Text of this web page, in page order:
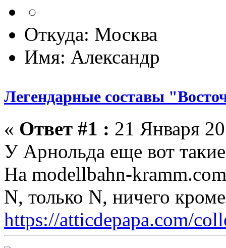
Откуда: Москва
Имя: Александр
Легендарные составы
« Ответ #1 : 21 Января
У Арнольда еще вот
На modellbahn-
N, только N, ничего
https://atticdepapa.com/